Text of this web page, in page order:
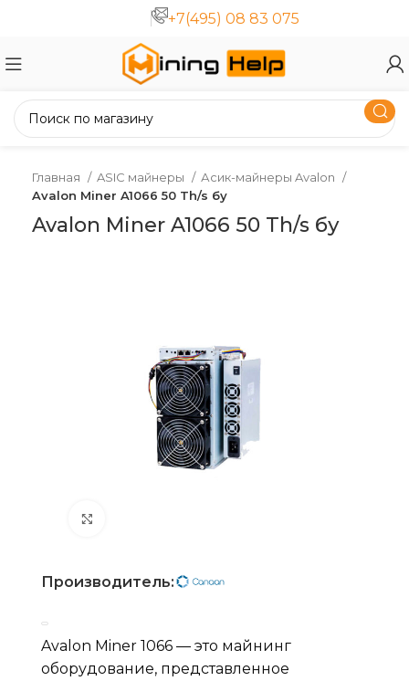
+7(495) 08 83 075
Главная ASIC майнеры
Асик-майнеры Avalon
Avalon Miner A1066 50 Th/s бу
Avalon Miner A1066 50 Th/s бу
Производитель:
Avalon Miner 1066 — это майнинг
оборудование, представленное